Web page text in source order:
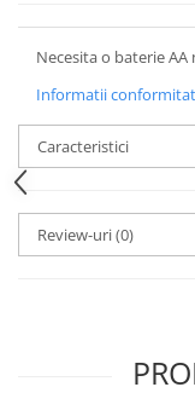
Necesita o baterie
Informatii
Caracteristici
Review-uri(0)